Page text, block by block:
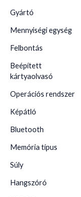
Gyártó
Mennyiségi egység
Felbontás
Beépített
kártyaolvasó
Operációs rendszer
Képátló
Bluetooth
Memória típus
Súly
Hangszóró